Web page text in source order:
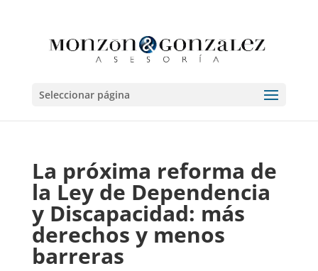
Seleccionar página
La próxima reforma de
la Ley de Dependencia
y Discapacidad: más
derechos y menos
barreras